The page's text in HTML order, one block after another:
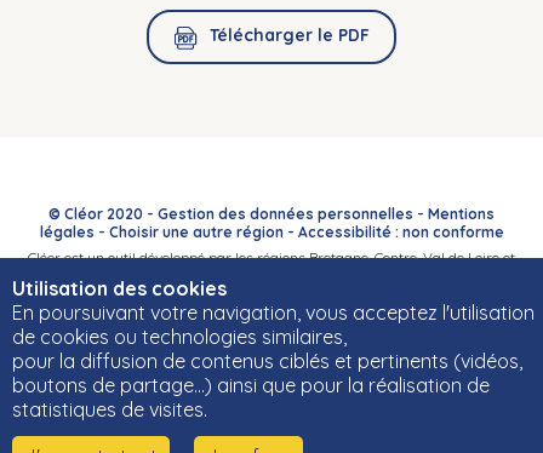
Utilisation des cookies
En poursuivant votre navigation, vous acceptez l'utilisation
de cookies ou technologies similaires,
pour la diffusion de contenus ciblés et pertinents (vidéos,
boutons de partage…) ainsi que pour la réalisation de
statistiques de visites.
Télécharger le PDF
© Cléor 2020 - Gestion des données personnelles - Mentions
légales - Choisir une autre région- Accessibilité : non conforme
Cléor est un outil développé par les régions Bretagne, Centre-Val de Loire et